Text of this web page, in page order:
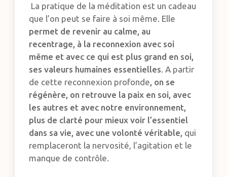
La pratique de la méditation est un cadeau
que l’on peut se faire à soi même. Elle
permet de revenir au calme, au
recentrage, à la reconnexion avec soi
même et avec ce qui est plus grand en soi,
ses valeurs humaines essentielles. A partir
de cette reconnexion profonde, on se
régénère, on retrouve la paix en soi, avec
les autres et avec notre environnement,
plus de clarté pour mieux voir l’essentiel
dans sa vie, avec une volonté véritable, qui
remplaceront la nervosité, l’agitation et le
manque de contrôle.